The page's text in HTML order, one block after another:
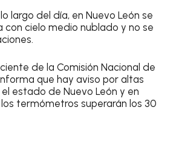
largo del día, en Nuevo León se
con cielo medio nublado y no se
de laComisión Nacional de
que hay aviso por altas
estado de Nuevo León y en
termómetros superarán los 30